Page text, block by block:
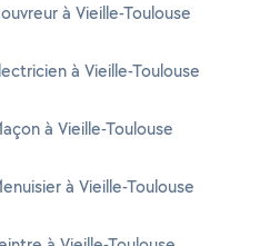
à Vieille-Toulouse
à Vieille-Toulouse
à Vieille-Toulouse
à Vieille-Toulouse